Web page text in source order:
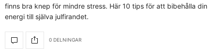
finns bra knep för mindre stress. Här 10 tips för att bibehålla din
energi till själva julfirandet.
0 DELNINGAR